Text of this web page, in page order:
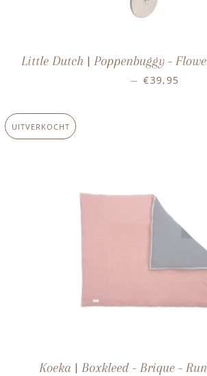
Little Dutch | Poppenbuggy -
— NORMALE
€39,95
UITVERKOCHT
Koeka | Boxkleed - Brique -